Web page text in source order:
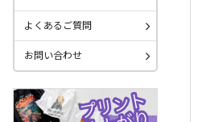
よくあるご質問
お問い合わせ